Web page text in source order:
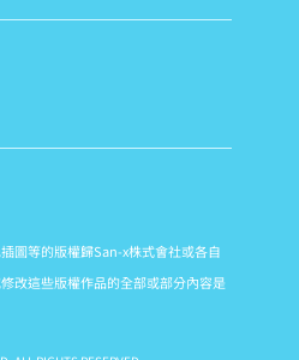
圖等的版權歸San-x株式會社或各自
改這些版權作品的全部或部分內容是